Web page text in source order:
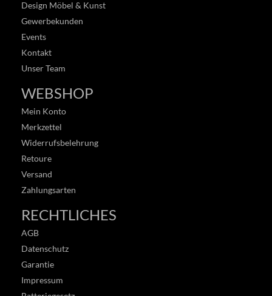
Design Möbel & Kunst
Gewerbekunden
Events
Kontakt
Unser Team
WEBSHOP
Mein Konto
Merkzettel
Widerrufsbelehrung
Retoure
Versand
Zahlungsarten
RECHTLICHES
AGB
Datenschutz
Garantie
Impressum